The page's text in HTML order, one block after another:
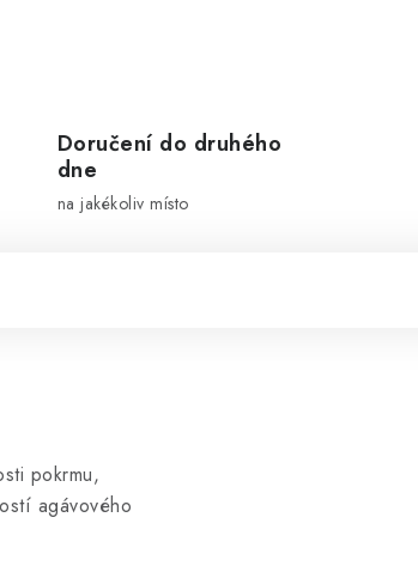
Doručení do druhého
dne
na jakékoliv místo
pokrmu,
agávového